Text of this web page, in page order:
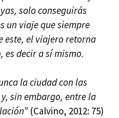
solo conseguirás
un viaje que siempre
este, el viajero retorna
es decir a sí mismo.
la ciudad con las
sin embargo, entre la
(Calvino, 2012: 75)